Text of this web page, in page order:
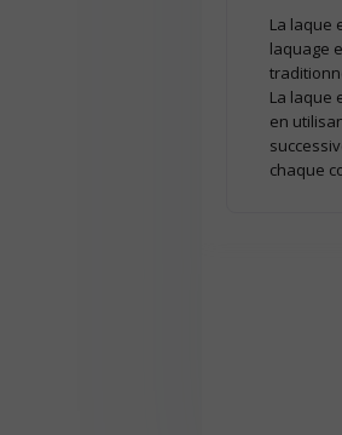
La laque
laquage
La laque
en
chaque